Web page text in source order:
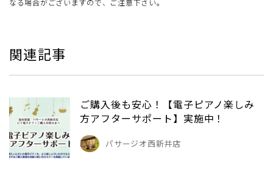
関連記事
ご購入後も安心！【電子ピアノ楽しみ
方アフターサポート】実施中！
パサージオ西新井店